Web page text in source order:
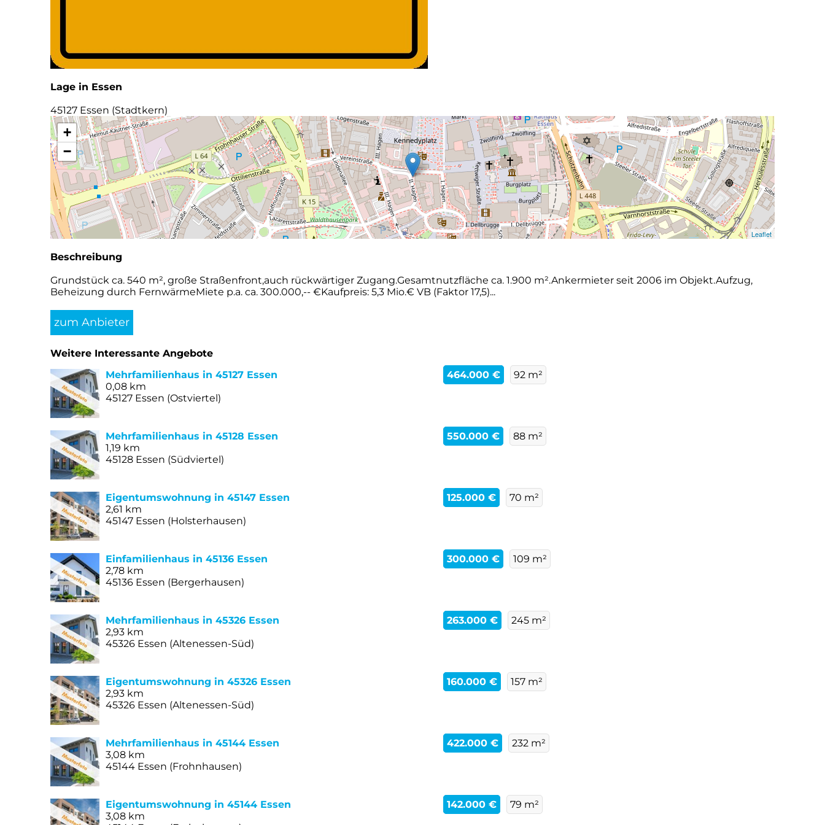
Lage in Essen
45127 Essen (Stadtkern)
+
−
Leaflet
Beschreibung
Grundstück ca. 540 m², große Straßenfront,auch rückwärtiger Zugang.Gesamtnutzfläche ca. 1.900 m².Ankermieter seit 2006 im Objekt.Aufzug,
Beheizung durch FernwärmeMiete p.a. ca. 300.000,-- €Kaufpreis: 5,3 Mio.€ VB (Faktor 17,5)...
zum Anbieter
Weitere Interessante Angebote
Mehrfamilienhaus in 45127 Essen
0,08 km
45127 Essen (Ostviertel)
464.000 € 92 m²
Mehrfamilienhaus in 45128 Essen
1,19 km
45128 Essen (Südviertel)
550.000 € 88 m²
Eigentumswohnung in 45147 Essen
2,61 km
45147 Essen (Holsterhausen)
125.000 € 70 m²
Einfamilienhaus in 45136 Essen
2,78 km
45136 Essen (Bergerhausen)
300.000 € 109 m²
Mehrfamilienhaus in 45326 Essen
2,93 km
45326 Essen (Altenessen-Süd)
263.000 € 245 m²
Eigentumswohnung in 45326 Essen
2,93 km
45326 Essen (Altenessen-Süd)
160.000 € 157 m²
Mehrfamilienhaus in 45144 Essen
3,08 km
45144 Essen (Frohnhausen)
422.000 € 232 m²
Eigentumswohnung in 45144 Essen
3,08 km
142.000 € 79 m²